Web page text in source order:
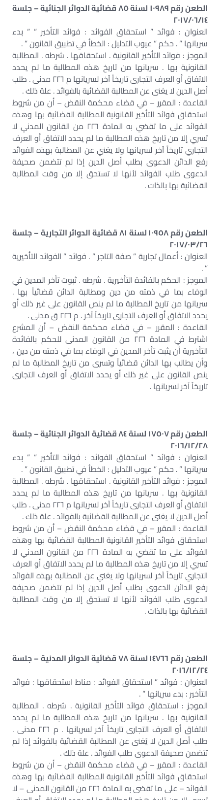
الطعن رقم ١٠٩٨٩ لسنة ٨٥ قضائية الدوائر الجنائية – جلسة
٢٠١٧/٠٦/١٤
العنوان : فوائد ” استحقاق الفوائد : فوائد التأخير ” ” بدء
سريانها ” . حكم ” عيوب التدليل : الخطأ في تطبيق القانون ” .
الموجز : فوائد التأخير القانونية . استحقاقها . شرطه . المطالبة
القانونية بها . سريانها من تاريخ هذه المطالبة ما لم يحدد
الاتفاق أو العرف التجارى تاريخاً آخر لسريانها م ٢٢٦ مدنى . طلب
أصل الدين لا يغنى عن المطالبة القضائية بالفوائد . علة ذلك .
القاعدة : المقرر – في قضاء محكمة النقض – أن من شروط
استحقاق فوائد التأخير القانونية المطالبة القضائية بها وهذه
الفوائد على ما تقضي به المادة ٢٢٦ من القانون المدني لا
تسري إلا من تاريخ هذه المطالبة ما لم يحدد الاتفاق أو العرف
التجاري تاريخاً آخر لسريانها ولا يغني عن المطالبة بهذه الفوائد
رفع الدائن الدعوى بطلب أصل الدين إذا لم تتضمن صحيفة
الدعوى طلب الفوائد لأنها لا تستحق إلا من وقت المطالبة
القضائية بها بالذات .
الطعن رقم ١٠٩٥٨ لسنة ٨١ قضائية الدوائر التجارية – جلسة
٢٠١٧/٠٣/٢٦
العنوان : أعمال تجارية ” صفة التاجر ” . فوائد ” الفوائد التأخيرية
” .
الموجز : الحكم بالفائدة التأخيرية . شرطه . ثبوت تأخر المدين في
الوفاء بما في ذمته من دين ومطالبة الدائن قضائياً بها .
سريانها من تاريخ المطالبة ما لم ينص القانون على غير ذلك أو
يحدد الاتفاق أو العرف التجارى تاريخاً آخر . م ٢٢٦ ق مدنى .
القاعدة : المقرر – في قضاء محكمة النقض – أن المشرع
اشترط في المادة ٢٢٦ من القانون المدنى للحكم بالفائدة
التأخيرية أن يثبت تأخر المدين في الوفاء بما في ذمته من دين ،
وأن يطالب بها الدائن قضائياً وتسرى من تاريخ المطالبة ما لم
ينص القانون على غير ذلك أو يحدد الاتفاق أو العرف التجارى
تاريخاً آخر لسريانها .
الطعن رقم ١٧٥٠٧ لسنة ٨٤ قضائية الدوائر الجنائية – جلسة
٢٠١٦/١٢/٢٨
العنوان : فوائد ” استحقاق الفوائد : فوائد التأخير ” ” بدء
سريانها ” . حكم ” عيوب التدليل : الخطأ في تطبيق القانون ” .
الموجز : فوائد التأخير القانونية . استحقاقها . شرطه . المطالبة
القانونية بها . سريانها من تاريخ هذه المطالبة ما لم يحدد
الاتفاق أو العرف التجارى تاريخاً آخر لسريانها م ٢٢٦ مدنى . طلب
أصل الدين لا يغنى عن المطالبة القضائية بالفوائد . علة ذلك .
القاعدة : المقرر – في قضاء محكمة النقض – أن من شروط
استحقاق فوائد التأخير القانونية المطالبة القضائية بها وهذه
الفوائد على ما تقضي به المادة ٢٢٦ من القانون المدني لا
تسري إلا من تاريخ هذه المطالبة ما لم يحدد الاتفاق أو العرف
التجاري تاريخاً آخر لسريانها ولا يغني عن المطالبة بهذه الفوائد
رفع الدائن الدعوى بطلب أصل الدين إذا لم تتضمن صحيفة
الدعوى طلب الفوائد لأنها لا تستحق إلا من وقت المطالبة
القضائية بها بالذات .
الطعن رقم ١٤٧٦٦ لسنة ٧٨ قضائية الدوائر المدنية – جلسة
٢٠١٦/١٢/٢٤
العنوان : فوائد ” استحقاق الفوائد : مناط استحقاقها : فوائد
التأخير : بدء سريانها ” .
الموجز : استحقاق فوائد التأخير القانونية . شرطه . المطالبة
القانونية بها . سريانها من تاريخ هذه المطالبة ما لم يحدد
الاتفاق أو العرف التجارى تاريخاً آخر لسريانها . م ٢٢٦ مدنى .
طلب أصل الدين لا يُغنى عن المطالبة القضائية بالفوائد إذا لم
تتضمن صحيفة الدعوى طلب الفوائد . علة ذلك .
القاعدة : المقرر – في قضاء محكمة النقض – أن من شروط
استحقاق فوائد التأخير القانونية المطالبة القضائية بها وهذه
الفوائد – على ما تقضى به المادة ٢٢٦ من القانون المدنى – لا